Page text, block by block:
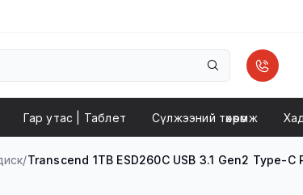
Гар утас | Taблет Сүлжээний төхөөрөмж
/Transcend 1TB ESD260C USB 3.1 Gen2 Type-C